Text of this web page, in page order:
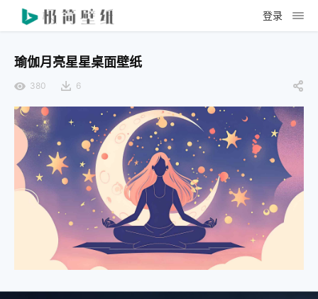
登录
瑜伽月亮星星桌面壁纸
380 6